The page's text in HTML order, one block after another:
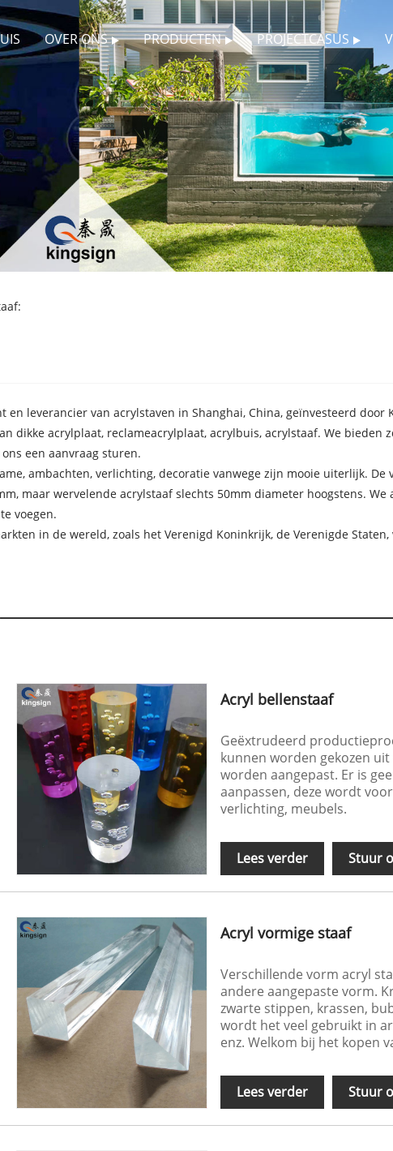
OVER ONS PRODUCTEN PROJECTCASUS
en leverancier van acrylstaven in Shanghai, China, geïnvesteerd
dikke acrylplaat, reclameacrylplaat, acrylbuis, acrylstaaf. We bieden
een aanvraag sturen.
ambachten, verlichting, decoratie vanwege zijn mooie uiterlijk.
maar wervelende acrylstaaf slechts 50mm diameter hoogstens.
voegen.
in de wereld, zoals het Verenigd Koninkrijk, de Verenigde
Acryl bellenstaaf
Geëxtrudeerd
kunnen worden gekozen
worden aangepast. Er is
aanpassen, deze wordt
verlichting, meubels.
Lees verder Stuur
Acryl vormige staaf
Verschillende vorm acryl
andere aangepaste vorm.
zwarte stippen, krassen,
wordt het veel gebruikt in
enz. Welkom bij het kopen
Lees verder Stuur